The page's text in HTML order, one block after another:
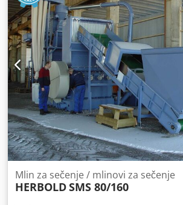
Mlin za sečenje / mlinovi za sečenje
HERBOLDSMS 80/160